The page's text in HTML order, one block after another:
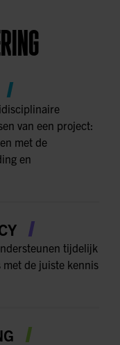
van een project:
met de
en
tijdelijk
de juiste kennis